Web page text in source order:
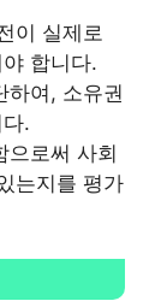
이 실제로
합니다.
하여, 소유권
.
으로써 사회
는지를 평가